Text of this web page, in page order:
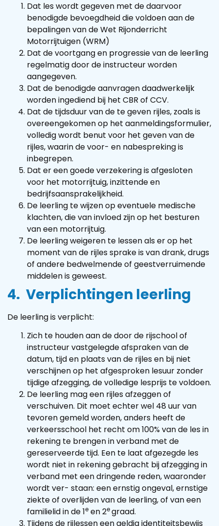
Dat les wordt gegeven met de daarvoor
benodigde bevoegdheid die voldoen aan de
bepalingen van de Wet Rijonderricht
Motorrijtuigen (WRM)
Dat de voortgang en progressie van de leerling
regelmatig door de instructeur worden
aangegeven.
Dat de benodigde aanvragen daadwerkelijk
worden ingediend bij het CBR of CCV.
Dat de tijdsduur van de te geven rijles, zoals is
overeengekomen op het aanmeldingsformulier,
volledig wordt benut voor het geven van de
rijles, waarin de voor- en nabespreking is
inbegrepen.
Dat er een goede verzekering is afgesloten
voor het motorrijtuig, inzittende en
bedrijfsaansprakelijkheid.
De leerling te wijzen op eventuele medische
klachten, die van invloed zijn op het besturen
van een motorrijtuig.
De leerling weigeren te lessen als er op het
moment van de rijles sprake is van drank, drugs
of andere bedwelmende of geestverruimende
middelen is geweest.
4. Verplichtingen leerling
De leerling is verplicht:
Zich te houden aan de door de rijschool of
instructeur vastgelegde afspraken van de
datum, tijd en plaats van de rijles en bij niet
verschijnen op het afgesproken lesuur zonder
tijdige afzegging, de volledige lesprijs te voldoen.
De leerling mag een rijles afzeggen of
verschuiven. Dit moet echter wel 48 uur van
tevoren gemeld worden, anders heeft de
verkeersschool het recht om 100% van de les in
rekening te brengen in verband met de
gereserveerde tijd. Een te laat afgezegde les
wordt niet in rekening gebracht bij afzegging in
verband met een dringende reden, waaronder
wordt ver- staan: een ernstig ongeval, ernstige
ziekte of overlijden van de leerling, of van een
familielid in de 1e en 2egraad.
Tijdens de rijlessen een geldig identiteitsbewijs